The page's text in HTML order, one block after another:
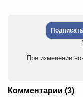
При изменении
Комментарии (3)